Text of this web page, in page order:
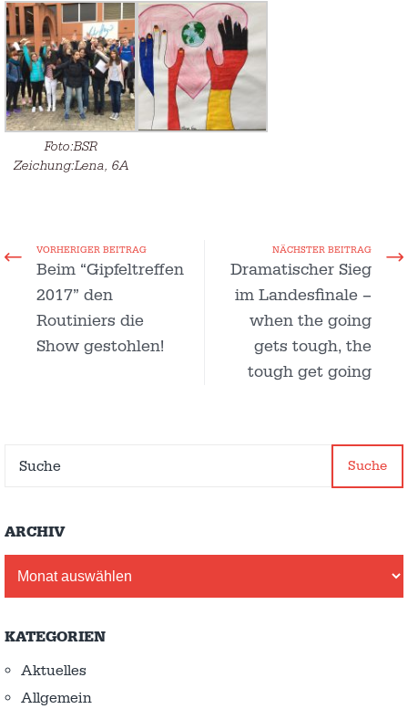
Foto:BSR
Zeichung:Lena, 6A
VORHERIGER BEITRAG
Beim “Gipfeltreffen
2017” den
Routiniers die
Show gestohlen!
NÄCHSTER BEITRAG
Dramatischer Sieg
im Landesfinale –
when the going
gets tough, the
tough get going
Suche
ARCHIV
KATEGORIEN
Aktuelles
Allgemein